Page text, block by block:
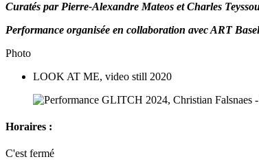
Curatés par Pierre-Alexandre Mateos et Charles
Performance organisée en collaboration avec ART
Photo
LOOK AT ME, video still 2020
Horaires :
C'est fermé